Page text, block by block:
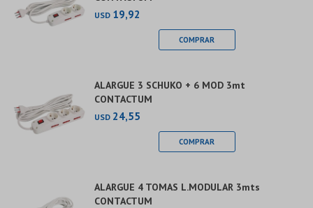
USD 19,92
ALARGUE 3 SCHUKO + 6 MOD 3mt
CONTACTUM
USD 24,55
ALARGUE 4 TOMAS L.MODULAR 3mts
CONTACTUM